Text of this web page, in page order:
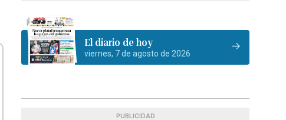
El diario de hoy
viernes, 7 de agosto de 2026
PUBLICIDAD